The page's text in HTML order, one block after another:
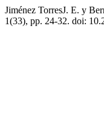
Jiménez TorresJ. E. y
1(33), pp. 24-32. doi: